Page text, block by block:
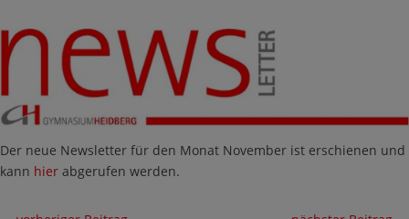
Der neue Newsletter für den Monat November ist erschienen und
kann hier abgerufen werden.